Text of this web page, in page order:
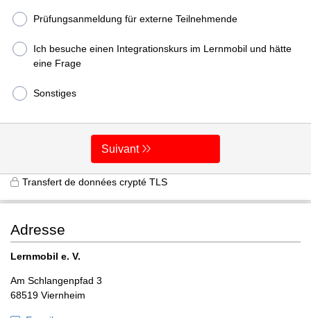
Prüfungsanmeldung für externe Teilnehmende
Ich besuche einen Integrationskurs im Lernmobil und hätte
eine Frage
Sonstiges
Suivant
Transfert de données crypté TLS
Adresse
Lernmobil e. V.
Am Schlangenpfad 3
68519 Viernheim